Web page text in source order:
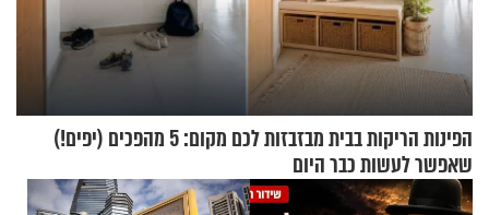
הפינות הריקות בבית מבזבזות לכם מקום: 5 מהפכים (יפים!)
שאפשר לעשות כבר היום